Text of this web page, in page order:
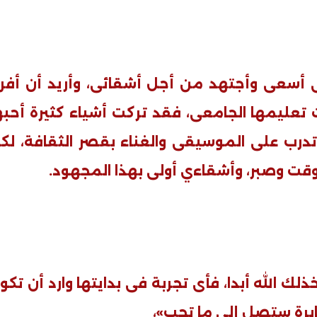
أسعى وأجتهد من أجل أشقائى، وأريد أن
الجامعى، فقد تركت أشياء كثيرة
على الموسيقى والغناء بقصر الثقافة،
وصبر، وأشقاءي أولى بهذا المجهود.
الله أبدا، فأى تجربة فى بدايتها وارد أن
ستصل إلى ما تحب»،
ديني في القوصية.. ابني بطل وفخورة بيه.. أول